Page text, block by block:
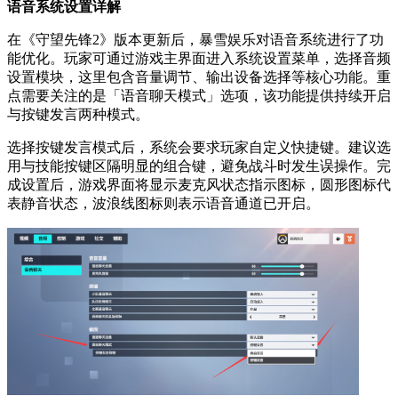
语音系统设置详解
在《守望先锋2》版本更新后，暴雪娱乐对语音系统进行了功
能优化。玩家可通过游戏主界面进入系统设置菜单，选择音频
设置模块，这里包含音量调节、输出设备选择等核心功能。重
点需要关注的是「语音聊天模式」选项，该功能提供持续开启
与按键发言两种模式。
选择按键发言模式后，系统会要求玩家自定义快捷键。建议选
用与技能按键区隔明显的组合键，避免战斗时发生误操作。完
成设置后，游戏界面将显示麦克风状态指示图标，圆形图标代
表静音状态，波浪线图标则表示语音通道已开启。